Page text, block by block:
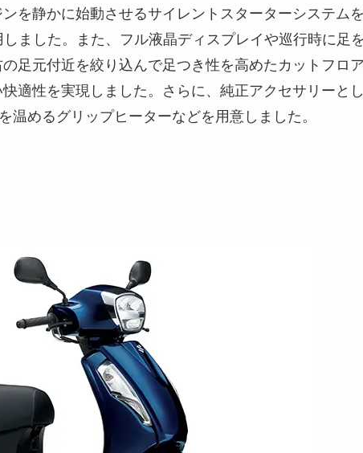
を静かに始動させるサイレントスターターシステムを
ました。また、フル液晶ディスプレイや巡行時に足を
足元付近を絞り込んで足つき性を高めたカットフロア
適性を実現しました。さらに、純正アクセサリーとし
めるグリップヒーターなどを用意しました。